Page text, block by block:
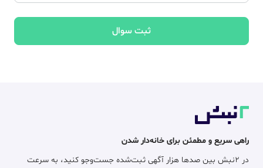
ثبت سوال
راهی سریع و مطمئن برای خانه‌دار شدن
در ۲نبش بین صدها هزار آگهی ثبت‌شده جست‌وجو کنید، به سرعت